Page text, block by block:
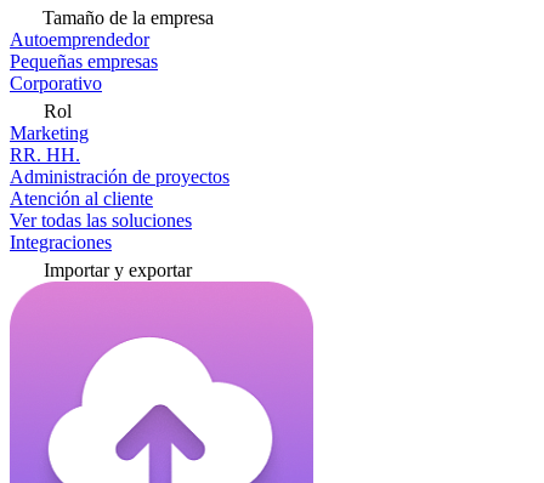
Tamaño de la empresa
Autoemprendedor
Pequeñas empresas
Corporativo
Rol
Marketing
RR. HH.
Administración de proyectos
Atención al cliente
Ver todas las soluciones
Integraciones
Importar y exportar